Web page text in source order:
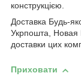
конструкцією.
Доставка Будь-
Укрпошта, Новая
доставки цих
Приховати